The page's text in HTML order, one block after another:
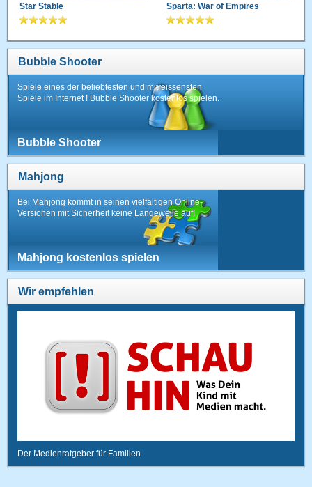
Star Stable Sparta: War of Empires
Bubble Shooter
Spiele eines der beliebtesten und mitreissensten
Spiele im Internet ! Bubble Shooter kostenlos spielen.
Bubble Shooter
Mahjong
Bei Mahjong kommt in seinen vielfältigen Online-
Versionen mit Sicherheit keine Langeweile auf!
Mahjong kostenlos spielen
Wir empfehlen
Der Medienratgeber für Familien